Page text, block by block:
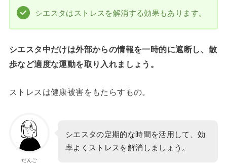
シエスタはストレスを解消する効果もあります。
シエスタ中だけは外部からの情報を一時的に遮断し、散
歩など適度な運動を取り入れましょう。
ストレスは健康被害をもたらすもの。
だんご
シエスタの定期的な時間を活用して、効
率よくストレスを解消しましょう。